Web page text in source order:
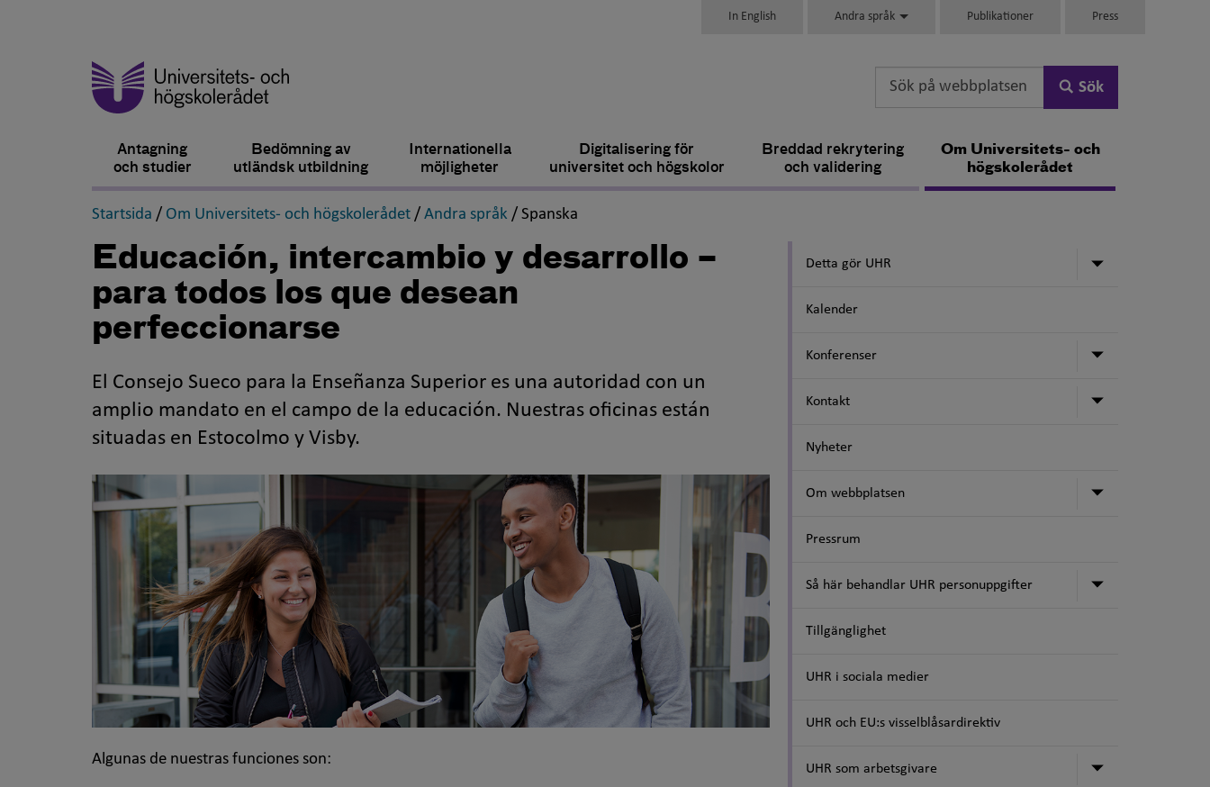
In English Andra språk Publikationer Press
Sök
Antagning
och studier
Bedömning av
utländsk utbildning
Internationella
möjligheter
Digitalisering för
universitet och högskolor
Breddad rekrytering
och validering
Om Universitets- och
högskolerådet
Startsida ,
/ Om Universitets- och högskolerådet ,
/ Andra språk ,
/ Spanska
Educación, intercambio y desarrollo –
para todos los que desean
perfeccionarse
El Consejo Sueco para la Enseñanza Superior es una autoridad con un
amplio mandato en el campo de la educación. Nuestras oficinas están
situadas en Estocolmo y Visby.
Algunas de nuestras funciones son:
Detta gör UHR Undermeny
Kalender
Konferenser Undermeny
Kontakt Undermeny
Nyheter
Om webbplatsen Undermeny
Pressrum
Så här behandlar UHR personuppgifter Undermeny
Tillgänglighet
UHR i sociala medier
UHR och EU:s visselblåsardirektiv
UHR som arbetsgivare Undermeny